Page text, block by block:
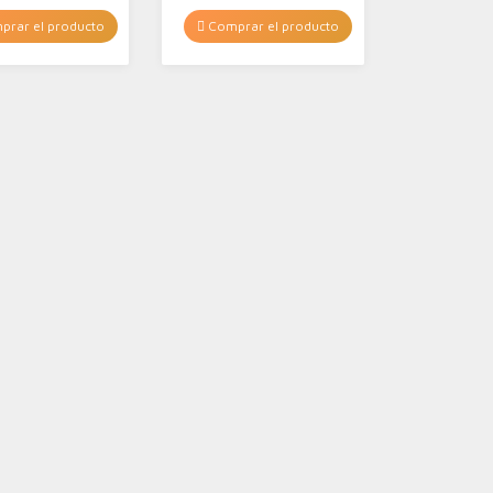
el producto Comprar el producto